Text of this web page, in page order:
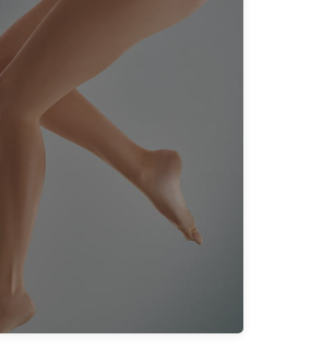
Liposuction ve Lazer Lipoliz
Çarpık Bacak Ameliyatı
Türkiye'de Kol Germe
Brezilya Popo Kaldırma